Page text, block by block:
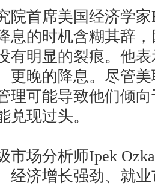
首席美国经济学家
息的时机含糊其辞
有明显的裂痕。他
更晚的降息。尽管
理可能导致他们倾
兑现过头。
场分析师Ipek
经济增长强劲、就